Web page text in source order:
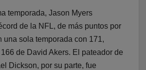
temporada, Jason Myers
de la NFL, de más puntos por
una sola temporada con 171,
de David Akers. El pateador de
Dickson, por su parte, fue